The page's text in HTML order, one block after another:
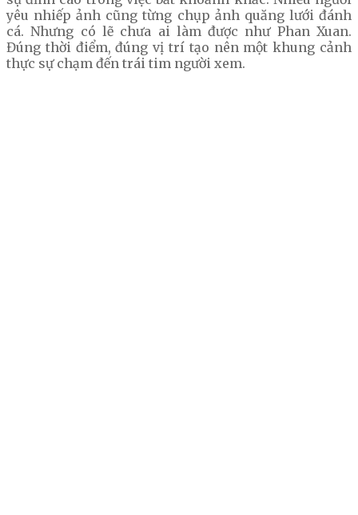
yêu nhiếp ảnh cũng từng chụp ảnh quăng lưới đánh
cá. Nhưng có lẽ chưa ai làm được như Phan Xuan.
Đúng thời điểm, đúng vị trí tạo nên một khung cảnh
thực sự chạm đến trái tim người xem.